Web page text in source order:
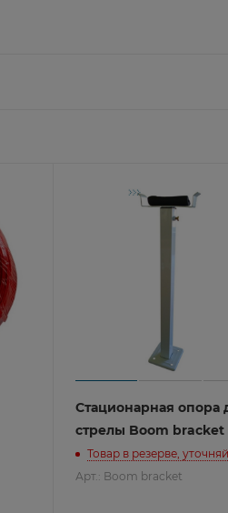
Стационарная опора
стрелы Boom bracket
Товар в резерве,
Арт.: Boom bracket